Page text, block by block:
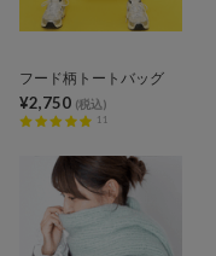
フード柄トートバッグ
¥2,750 (税込)
11